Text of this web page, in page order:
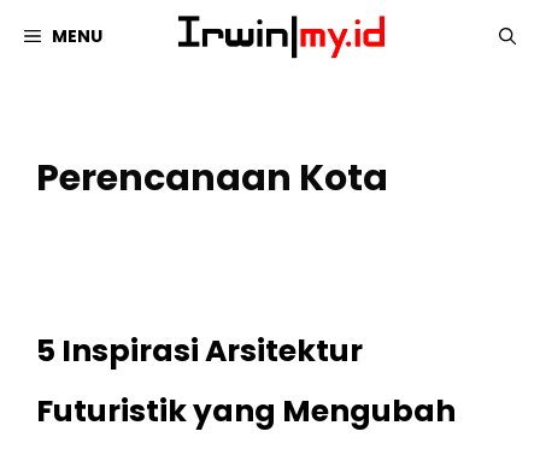
MENU
Perencanaan Kota
5 Inspirasi Arsitektur
Futuristik yang Mengubah